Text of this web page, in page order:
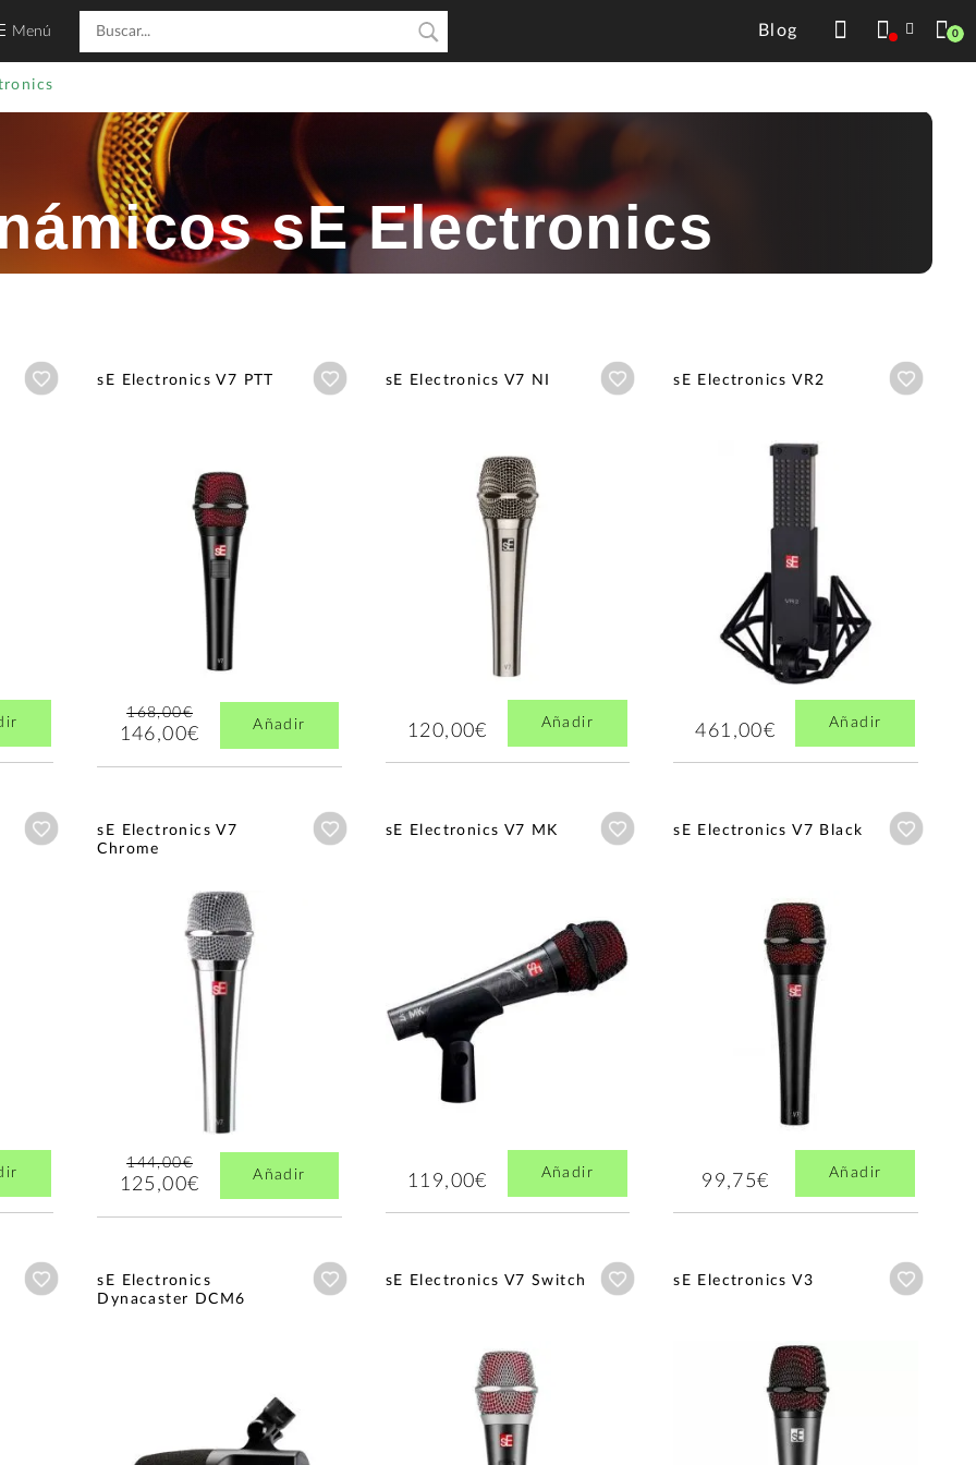
Menú Blog 0
sE Electronics
Añadir a wishlist
sE Electronics V7 PTT Añadir a wishlist
168,00€
146,00€ Añadir
sE Electronics V7 NI Añadir a wishlist
120,00€ Añadir
sE Electronics VR2
461,00€ Añadir
Añadir a wishlist
sE Electronics V7
Chrome
Añadir a wishlist
144,00€
125,00€ Añadir
sE Electronics V7 MK Añadir a wishlist
119,00€ Añadir
sE Electronics V7 Black
99,75€ Añadir
Añadir a wishlist
sE Electronics
Dynacaster DCM6
Añadir a wishlist
sE Electronics V7 Switch Añadir a wishlist
sE Electronics V3